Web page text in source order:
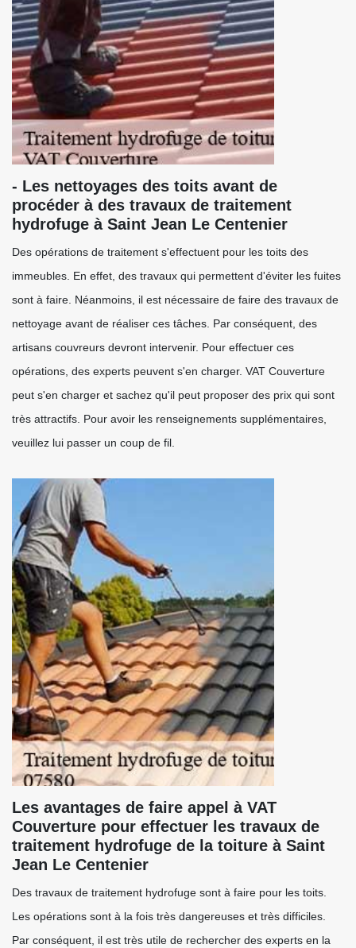
- Les nettoyages des toits avant de
procéder à des travaux de traitement
hydrofuge à Saint Jean Le Centenier
Des opérations de traitement s'effectuent pour les toits des
immeubles. En effet, des travaux qui permettent d'éviter les fuites
sont à faire. Néanmoins, il est nécessaire de faire des travaux de
nettoyage avant de réaliser ces tâches. Par conséquent, des
artisans couvreurs devront intervenir. Pour effectuer ces
opérations, des experts peuvent s'en charger. VAT Couverture
peut s'en charger et sachez qu'il peut proposer des prix qui sont
très attractifs. Pour avoir les renseignements supplémentaires,
veuillez lui passer un coup de fil.
Les avantages de faire appel à VAT
Couverture pour effectuer les travaux de
traitement hydrofuge de la toiture à Saint
Jean Le Centenier
Des travaux de traitement hydrofuge sont à faire pour les toits.
Les opérations sont à la fois très dangereuses et très difficiles.
Par conséquent, il est très utile de rechercher des experts en la